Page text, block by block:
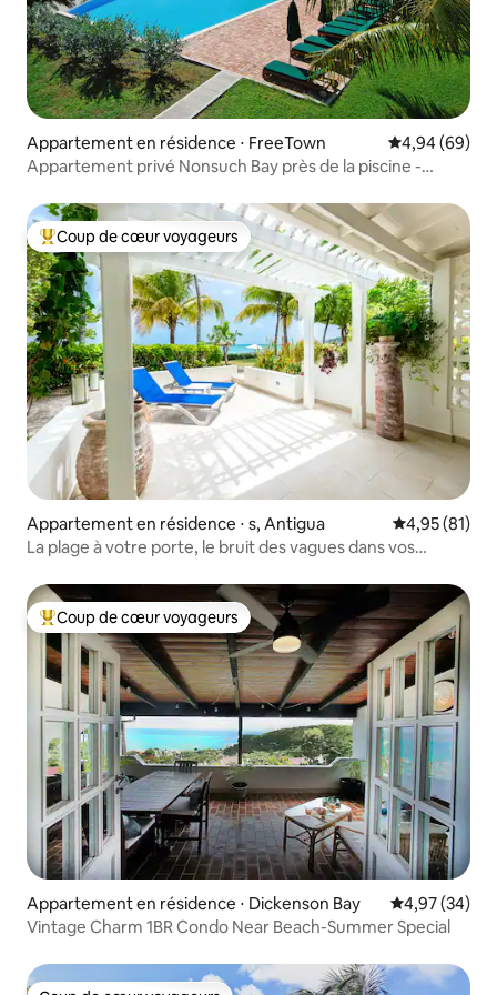
Appartement en résidence ⋅ FreeTown Évaluation
4,94 (69)
Appartement privé Nonsuch Bay près de la piscine -
Coups de cœur voyageurs les plus appréciés
Coup de cœur voyageurs
Appartement en résidence ⋅ s, Antigua Évaluation
4,95 (81)
La plage à votre porte, le bruit des vagues dans vos
Coups de cœur voyageurs les plus appréciés
Coup de cœur voyageurs
Appartement en résidence ⋅ Dickenson Bay Évaluation
4,97 (34)
Vintage Charm 1BR Condo Near Beach-Summer Special